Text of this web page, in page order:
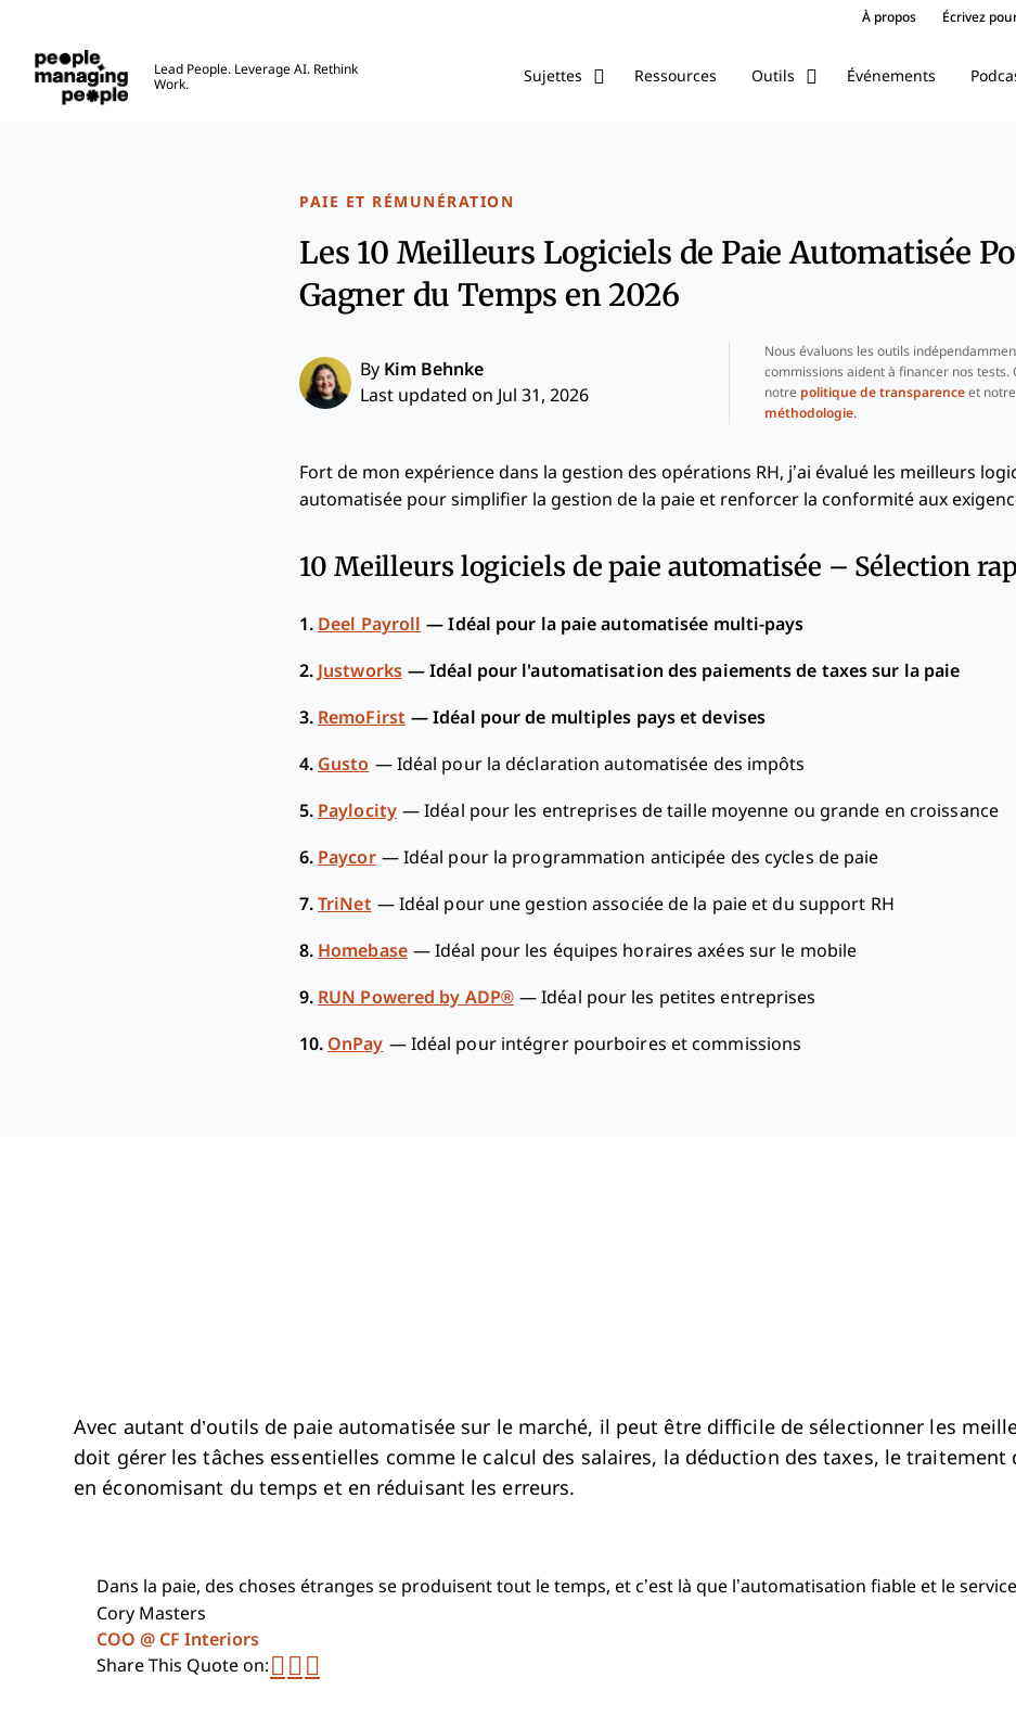
À propos Écrivez
Lead People. Leverage AI. Rethink
Work.
Sujettes Ressources Outils Événements
PAIE ET RÉMUNÉRATION
Les 10 Meilleurs Logiciels de Paie Automatisée
Gagner du Temps en 2026
By Kim Behnke
Last updated on Jul 31, 2026
Nous évaluons les outils
commissions aident à financer nos tests.
notre politique de transparenceet notre
méthodologie.
Fort de mon expérience dans la gestion des opérations RH, j’ai évalué les meilleurs
automatisée pour simplifier la gestion de la paie et renforcer la conformité aux
10 Meilleurs logiciels de paie automatisée – Sélection
1. Deel Payroll —Idéal pour la paie automatisée multi-pays
2. Justworks —Idéal pour l'automatisation des paiements de taxes sur la paie
3. RemoFirst —Idéal pour de multiples pays et devises
4. Gusto — Idéal pour la déclaration automatisée des impôts
5. Paylocity —Idéal pour les entreprises de taille moyenne ou grande en croissance
6. Paycor — Idéal pour la programmation anticipée des cycles de paie
7. TriNet — Idéal pour une gestion associée de la paie et du support RH
8. Homebase —Idéal pour les équipes horaires axées sur le mobile
9. RUN Powered by ADP® —Idéal pour les petites entreprises
10. OnPay — Idéal pour intégrer pourboires et commissions
Avec autant d’outils de paie automatisée sur le marché, il peut être difficile de sélectionner les
doit gérer les tâches essentielles comme le calcul des salaires, la déduction des taxes, le
en économisant du temps et en réduisant les erreurs.
Dans la paie, des choses étranges se produisent tout le temps, et c’est là que l’automatisation fiable et le
Cory Masters
COO @ CF InteriorsOpens new window
Share This Quote on:
Share on Twitter
Share on LinkedIn